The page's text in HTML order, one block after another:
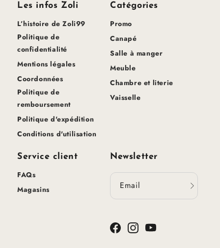
Les infos Zoli
L’histoire de Zoli99
Politique de
confidentialité
Mentions légales
Coordonnées
Politique de
remboursement
Politique d'expédition
Conditions d'utilisation
Catégories
Promo
Canapé
Salle à manger
Meuble
Chambre et literie
Vaisselle
Service client
FAQs
Magasins
Newsletter
Email
FacebookInstagramYouTube